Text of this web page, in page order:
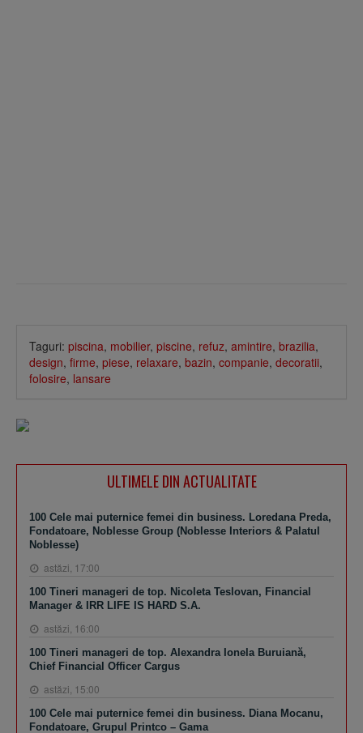
Taguri: piscina, mobilier, piscine, refuz, amintire, brazilia,
design, firme, piese, relaxare, bazin, companie, decoratii,
folosire, lansare
ULTIMELE DIN ACTUALITATE
100 Cele mai puternice femei din business. Loredana Preda,
Fondatoare, Noblesse Group (Noblesse Interiors & Palatul
Noblesse)
astăzi, 17:00
100 Tineri manageri de top. Nicoleta Teslovan, Financial
Manager & IRR LIFE IS HARD S.A.
astăzi, 16:00
100 Tineri manageri de top. Alexandra Ionela Buruiană,
Chief Financial Officer Cargus
astăzi, 15:00
100 Cele mai puternice femei din business. Diana Mocanu,
Fondatoare, Grupul Printco – Gama